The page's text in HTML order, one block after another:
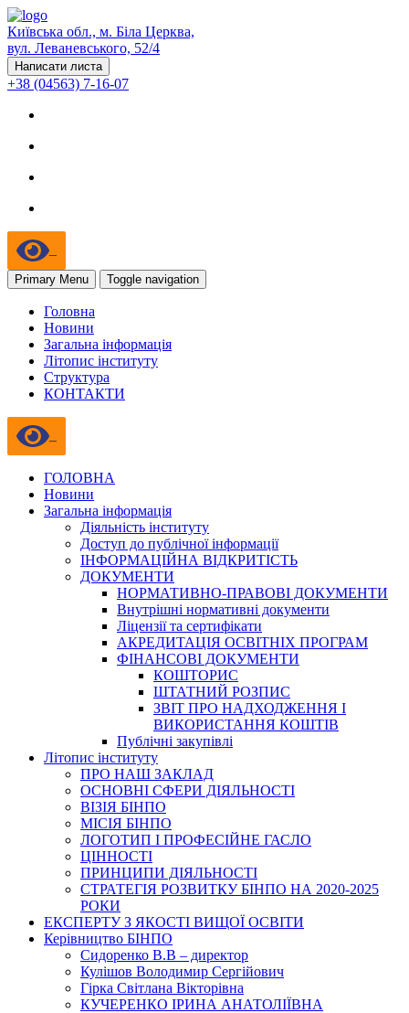
Київська обл., м. Біла Церква,
вул. Леваневського, 52/4
Написати листа
+38 (04563) 7-16-07
Primary Menu Toggle navigation
Головна
Новини
Загальна інформація
Літопис інституту
Структура
КОНТАКТИ
ГОЛОВНА
Новини
Загальна інформація
Діяльність інституту
Доступ до публічної інформації
ІНФОРМАЦІЙНА ВІДКРИТІСТЬ
ДОКУМЕНТИ
НОРМАТИВНО-ПРАВОВІ ДОКУМЕНТИ
Внутрішні нормативні документи
Ліцензії та сертифікати
АКРЕДИТАЦІЯ ОСВІТНІХ ПРОГРАМ
ФІНАНСОВІ ДОКУМЕНТИ
КОШТОРИС
ШТАТНИЙ РОЗПИС
ЗВІТ ПРО НАДХОДЖЕННЯ І
ВИКОРИСТАННЯ КОШТІВ
Публічні закупівлі
Літопис інституту
ПРО НАШ ЗАКЛАД
ОСНОВНІ СФЕРИ ДІЯЛЬНОСТІ
ВІЗІЯ БІНПО
МІСІЯ БІНПО
ЛОГОТИП І ПРОФЕСІЙНЕ ГАСЛО
ЦІННОСТІ
ПРИНЦИПИ ДІЯЛЬНОСТІ
СТРАТЕГІЯ РОЗВИТКУ БІНПО НА 2020-2025
РОКИ
ЕКСПЕРТУ З ЯКОСТІ ВИЩОЇ ОСВІТИ
Керівництво БІНПО
Сидоренко В.В – директор
Кулішов Володимир Сергійович
Гірка Світлана Вікторівна
КУЧЕРЕНКО ІРИНА АНАТОЛІЇВНА